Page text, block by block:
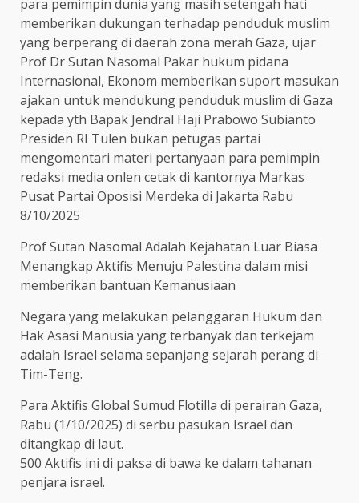
para pemimpin dunia yang masih setengah hati
memberikan dukungan terhadap penduduk muslim
yang berperang di daerah zona merah Gaza, ujar
Prof Dr Sutan Nasomal Pakar hukum pidana
Internasional, Ekonom memberikan suport masukan
ajakan untuk mendukung penduduk muslim di Gaza
kepada yth Bapak Jendral Haji Prabowo Subianto
Presiden RI Tulen bukan petugas partai
mengomentari materi pertanyaan para pemimpin
redaksi media onlen cetak di kantornya Markas
Pusat Partai Oposisi Merdeka di Jakarta Rabu
8/10/2025
Prof Sutan Nasomal Adalah Kejahatan Luar Biasa
Menangkap Aktifis Menuju Palestina dalam misi
memberikan bantuan Kemanusiaan
Negara yang melakukan pelanggaran Hukum dan
Hak Asasi Manusia yang terbanyak dan terkejam
adalah Israel selama sepanjang sejarah perang di
Tim-Teng.
Para Aktifis Global Sumud Flotilla di perairan Gaza,
Rabu (1/10/2025) di serbu pasukan Israel dan
ditangkap di laut.
500 Aktifis ini di paksa di bawa ke dalam tahanan
penjara israel.